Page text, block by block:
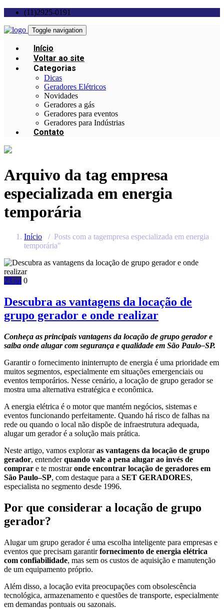
(11)2925-0191
Toggle navigation
Início
Voltar ao site
Categorias
Dicas
Geradores Elétricos
Novidades
Geradores a gás
Geradores para eventos
Geradores para Indústrias
Contato
Arquivo da tag empresa
especializada em energia
temporária
Início / Posts com a tagempresa especializada em energia
temporária"
23 jul 0
Descubra as vantagens da locação de
grupo gerador e onde realizar
Conheça as principais vantagens da locação de grupo gerador e
saiba onde alugar com segurança e qualidade em São Paulo–SP.
Garantir o fornecimento ininterrupto de energia é uma prioridade em
muitos segmentos, especialmente em situações emergenciais ou
eventos temporários. Nesse cenário, a locação de grupo gerador se
mostra uma alternativa estratégica e econômica.
A energia elétrica é o motor que mantém negócios, sistemas e
eventos funcionando perfeitamente. Quando há risco de falhas na
rede ou quando o local não dispõe de infraestrutura adequada,
alugar um gerador é a solução mais prática.
Neste artigo, vamos exploraras vantagens da locação de grupo
gerador, entenderquando vale a pena alugar ao invés de
comprar e te mostraronde encontrar locação de geradores em
São Paulo–SP, com destaque para a SET GERADORES,
especialista no segmento desde 1996.
Por que considerar a locação de grupo
gerador?
Alugar um grupo gerador é uma escolha inteligente para empresas e
eventos que precisam garantirfornecimento de energia elétrica
com confiabilidade, mas sem os custos de aquisição e manutenção
de um equipamento próprio.
Além disso, a locação evita preocupações com obsolescência
tecnológica, armazenamento e questões de transporte, especialmente
em demandas pontuais ou sazonais.